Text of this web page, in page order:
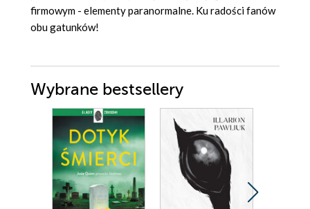
firmowym - elementy paranormalne. Ku radości fanów
obu gatunków!
Wybrane bestsellery